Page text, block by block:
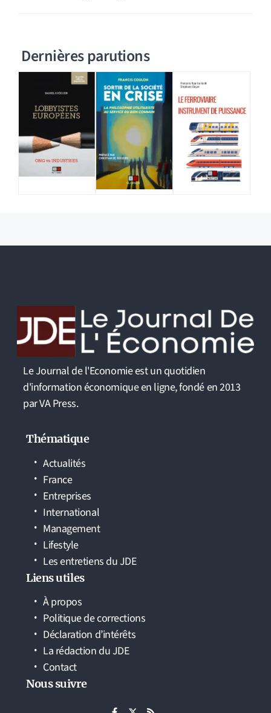
Dernières parutions
Le Journal de l'Economie est un quotidien
d'information économique en ligne, fondé en 2013
par VA Press.
Thématique
Actualités
France
Entreprises
International
Management
Lifestyle
Les entretiens du JDE
Liens utiles
À propos
Politique de corrections
Déclaration d’intérêts
La rédaction du JDE
Contact
Nous suivre